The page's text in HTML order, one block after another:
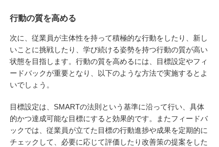
行動の質を高める
次に、従業員が主体性を持って積極的な行動をしたり、新し
いことに挑戦したり、学び続ける姿勢を持つ行動の質が高い
状態を目指します。行動の質を高めるには、目標設定やフィ
ードバックが重要となり、以下のような方法で実施するとよ
いでしょう。
目標設定は、SMARTの法則という基準に沿って行い、具体
的かつ達成可能な目標にすると効果的です。またフィードバ
ックでは、従業員が立てた目標の行動進捗や成果を定期的に
チェックして、必要に応じて評価したり改善策の提案をした